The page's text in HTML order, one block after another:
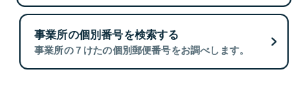
事業所の個別番号を検索する
事業所の７けたの個別郵便番号をお調べします。